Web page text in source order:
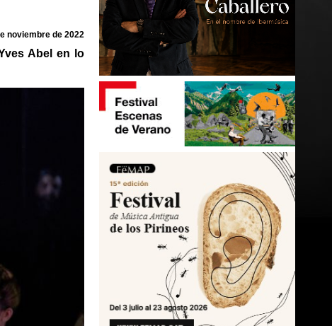
noviembre de 2022
Abel en lo